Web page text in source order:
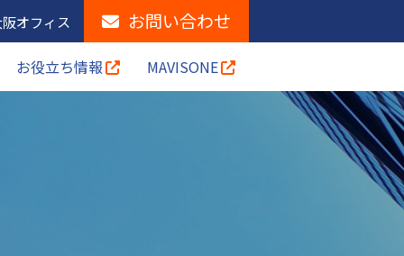
オフィス お問い合わせ
お役立ち情報 MAVISONE